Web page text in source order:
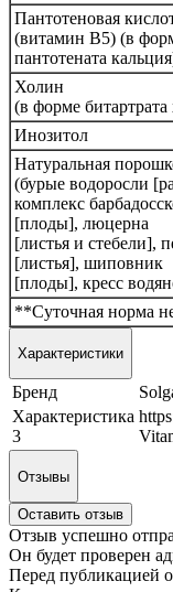
Пантотеновая
(витамин B5) (в
пантотената
Холин
(в форме битартрата
Инозитол
Натуральная
(бурые водоросли
комплекс
[плоды], люцерна
[листья и стебели],
[листья], шиповник
[плоды], кресс
**Суточная норма
Характеристики
Бренд
Характеристика
3
Отзывы
Оставить отзыв
Отзыв успешно
Он будет проверен
Перед публикацией